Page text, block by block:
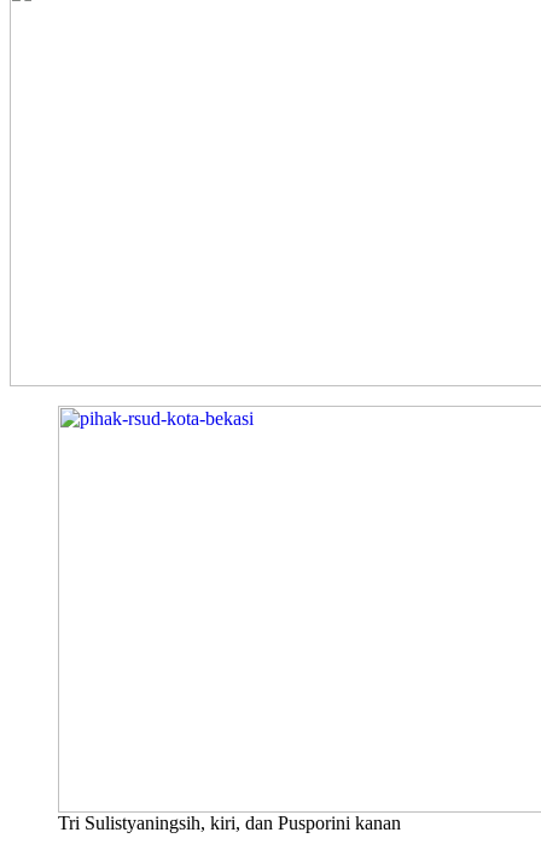
Tri Sulistyaningsih, kiri, dan Pusporini kanan